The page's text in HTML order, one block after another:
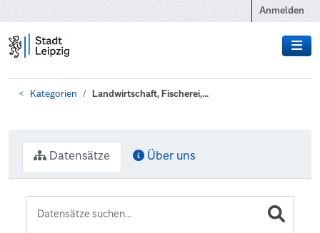
Anmelden
Kategorien Landwirtschaft, Fischerei,...
Datensätze Über uns